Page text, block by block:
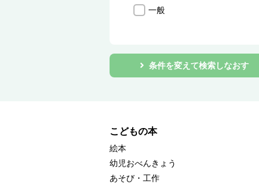
一般
条件を変えて検索しなおす
こどもの本
絵本
幼児おべんきょう
あそび・工作